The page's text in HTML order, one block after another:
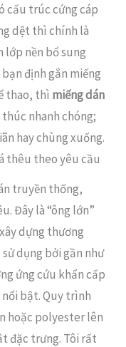
cấu trúc cứng cáp
dệt thì chính là
lớp nền bổ sung
định gắn miếng
thao, thì miếng dán
nhanh chóng;
hay chùng xuống.
thêu theo yêu cầu
truyền thống,
Đây là “ông lớn”
dựng thương
dụng bởi gần như
ứng cứu khẩn cấp
nổi bật. Quy trình
hoặc polyester lên
đặc trưng. Tôi rất